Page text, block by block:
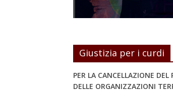
Giustizia per i curdi
PER LA CANCELLAZIONE DEL
DELLE ORGANIZZAZIONI